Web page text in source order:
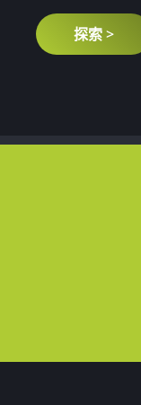
探索 >